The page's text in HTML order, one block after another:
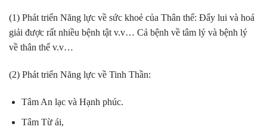
(1) Phát triển Năng lực về sức khoẻ của Thân thể: Đẩy lui và hoá
giải được rất nhiều bệnh tật v.v… Cả bệnh về tâm lý và bệnh lý
về thân thể v.v…
(2) Phát triển Năng lực về Tinh Thần:
Tâm An lạc và Hạnh phúc.
Tâm Từ ái,